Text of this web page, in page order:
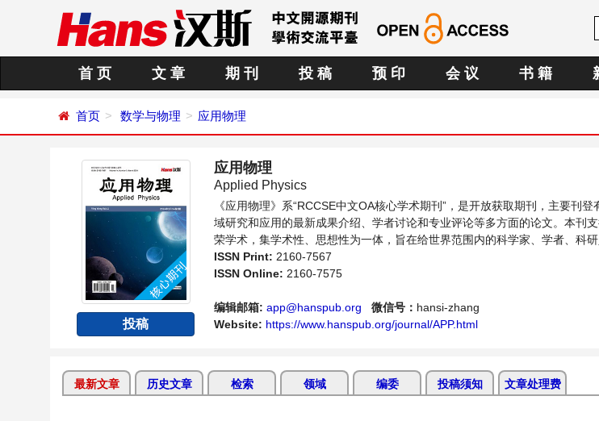
首 页 文 章 期 刊 投 稿 预 印 会 议 书 籍
首页 数学与物理 应用物理
投稿
应用物理
Applied Physics
《应用物理》系“RCCSE中文OA核心学术期刊”，是开放获取期刊，主要刊
域研究和应用的最新成果介绍、学者讨论和专业评论等多方面的论文。本刊
荣学术，集学术性、思想性为一体，旨在给世界范围内的科学家、学者、科
理领域内不同方向问题与发展的交流平台。
ISSN Print: 2160-7567
ISSN Online: 2160-7575
编辑邮箱: app@hanspub.org 微信号： hansi-zhang
Website: https://www.hanspub.org/journal/APP.html
最新文章 历史文章 检索 领域 编委 投稿须知 文章处理费